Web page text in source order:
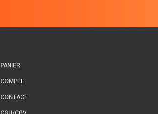
PANIER
COMPTE
CONTACT